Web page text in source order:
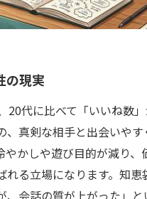
の現実
20代に比べて「いいね数
、真剣な相手と出会いや
やかしや遊び目的が減り、
れる立場になります。知